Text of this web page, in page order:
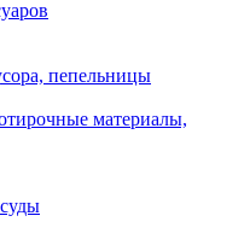
пепельницы
материалы,